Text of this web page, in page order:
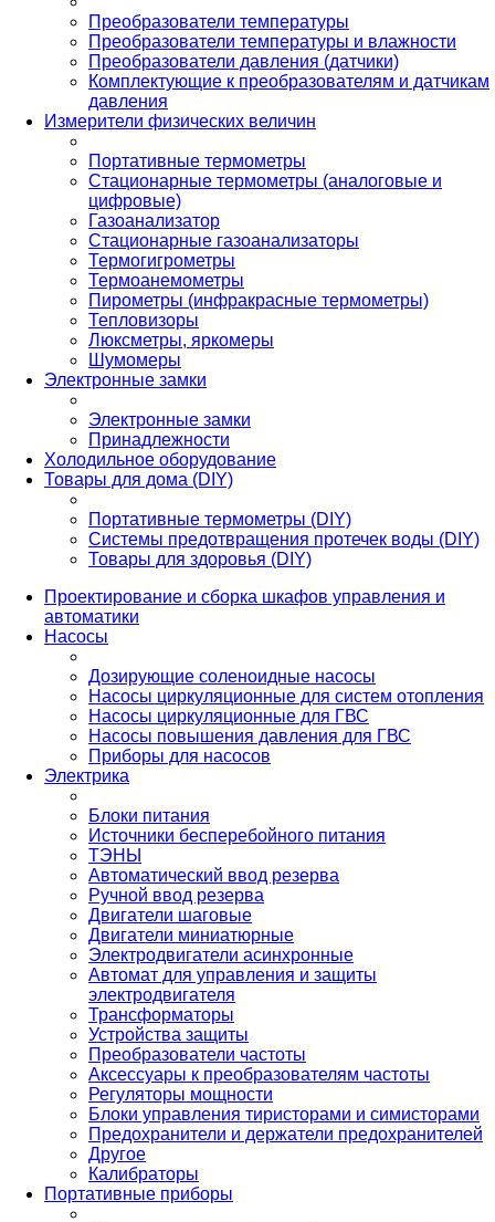
Преобразователи температуры
Преобразователи температуры и влажности
Преобразователи давления (датчики)
Комплектующие к преобразователям и датчикам
давления
Измерители физических величин
Портативные термометры
Стационарные термометры (аналоговые и
цифровые)
Газоанализатор
Стационарные газоанализаторы
Термогигрометры
Термоанемометры
Пирометры (инфракрасные термометры)
Тепловизоры
Люксметры, яркомеры
Шумомеры
Электронные замки
Электронные замки
Принадлежности
Холодильное оборудование
Товары для дома (DIY)
Портативные термометры (DIY)
Системы предотвращения протечек воды (DIY)
Товары для здоровья (DIY)
Проектирование и сборка шкафов управления и
автоматики
Насосы
Дозирующие соленоидные насосы
Насосы циркуляционные для систем отопления
Насосы циркуляционные для ГВС
Насосы повышения давления для ГВС
Приборы для насосов
Электрика
Блоки питания
Источники бесперебойного питания
ТЭНЫ
Автоматический ввод резерва
Ручной ввод резерва
Двигатели шаговые
Двигатели миниатюрные
Электродвигатели асинхронные
Автомат для управления и защиты
электродвигателя
Трансформаторы
Устройства защиты
Преобразователи частоты
Аксессуары к преобразователям частоты
Регуляторы мощности
Блоки управления тиристорами и симисторами
Предохранители и держатели предохранителей
Другое
Калибраторы
Портативные приборы